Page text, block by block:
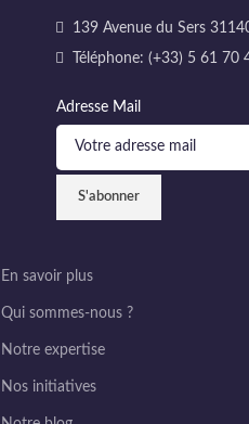
139 Avenue du Sers
Téléphone: (+33) 5 61 70
Adresse Mail
En savoir plus
Qui sommes-nous ?
Notre expertise
Nos initiatives